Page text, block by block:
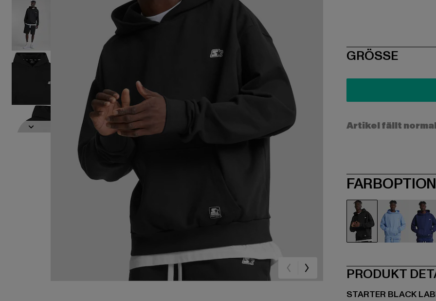
SIZE
GRÖSSE
Artikel fällt
PRODUKT
STARTER BLACK